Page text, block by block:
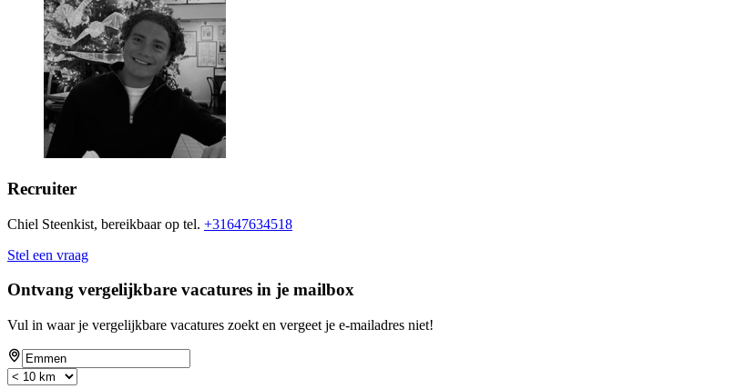
Recruiter
Chiel Steenkist, bereikbaar op tel. +31647634518
Stel een vraag
Ontvang vergelijkbare vacatures in je mailbox
Vul in waar je vergelijkbare vacatures zoekt en vergeet je e-mailadres niet!